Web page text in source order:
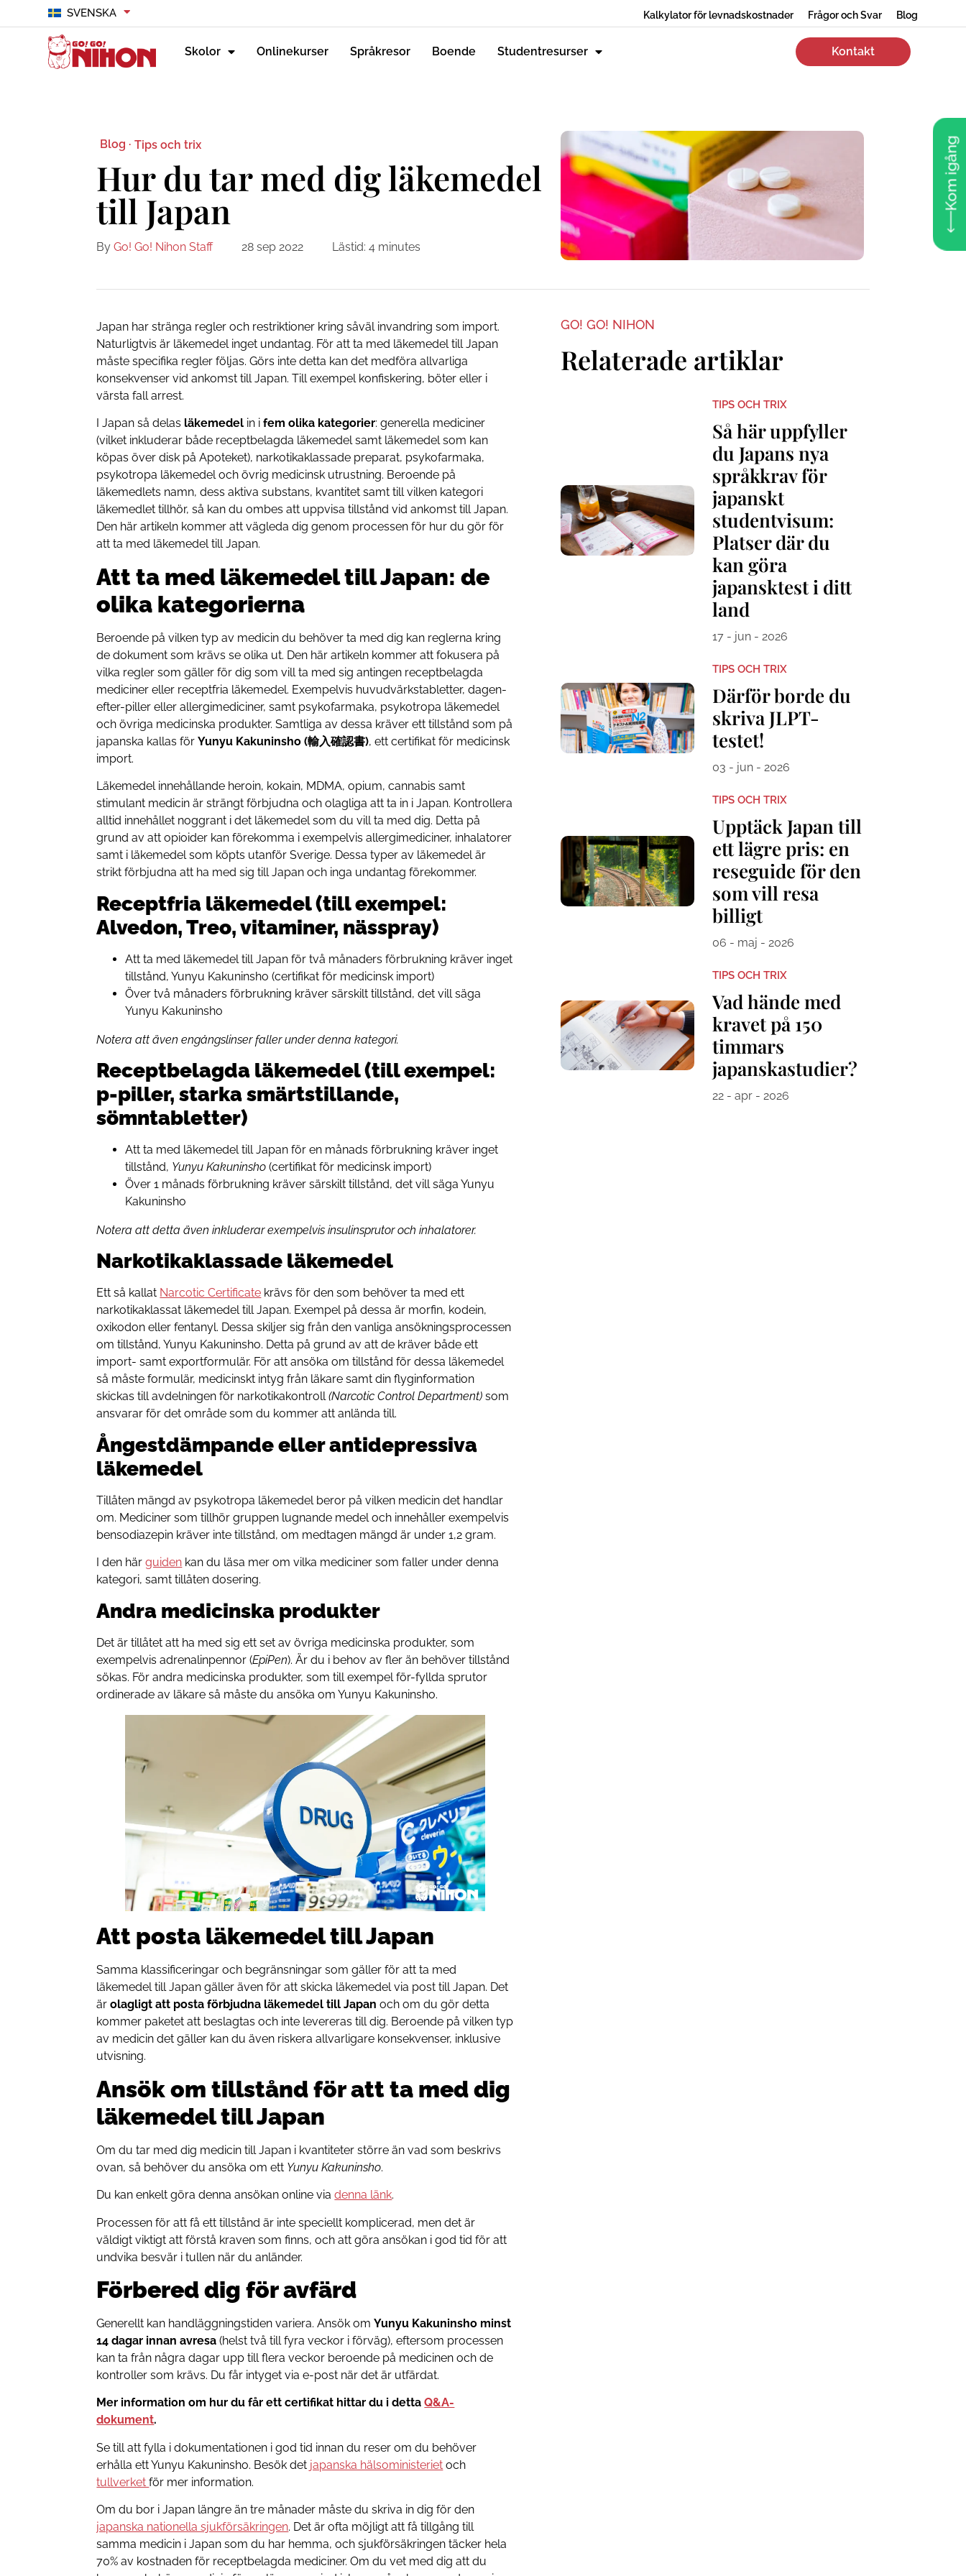
SVENSKA Kalkylator för levnadskostnader Frågor och Svar Blog
Skolor Onlinekurser Språkresor Boende Studentresurser Kontakt
Kom igång
Blog · Tips och trix
Hur du tar med dig läkemedel
till Japan
By Go! Go! Nihon Staff 28 sep 2022 Lästid: 4 minutes
Japan har stränga regler och restriktioner kring såväl invandring som import.
Naturligtvis är läkemedel inget undantag. För att ta med läkemedel till Japan
måste specifika regler följas. Görs inte detta kan det medföra allvarliga
konsekvenser vid ankomst till Japan. Till exempel konfiskering, böter eller i
värsta fall arrest.
I Japan så delas läkemedel in ifem olika kategorier: generella mediciner
(vilket inkluderar både receptbelagda läkemedel samt läkemedel som kan
köpas över disk på Apoteket), narkotikaklassade preparat, psykofarmaka,
psykotropa läkemedel och övrig medicinsk utrustning. Beroende på
läkemedlets namn, dess aktiva substans, kvantitet samt till vilken kategori
läkemedlet tillhör, så kan du ombes att uppvisa tillstånd vid ankomst till Japan.
Den här artikeln kommer att vägleda dig genom processen för hur du gör för
att ta med läkemedel till Japan.
Att ta med läkemedel till Japan: de
olika kategorierna
Beroende på vilken typ av medicin du behöver ta med dig kan reglerna kring
de dokument som krävs se olika ut. Den här artikeln kommer att fokusera på
vilka regler som gäller för dig som vill ta med sig antingen receptbelagda
mediciner eller receptfria läkemedel. Exempelvis huvudvärkstabletter, dagen-
efter-piller eller allergimediciner, samt psykofarmaka, psykotropa läkemedel
och övriga medicinska produkter. Samtliga av dessa kräver ett tillstånd som på
japanska kallas förYunyu Kakuninsho (輸入確認書), ett certifikat för medicinsk
import.
Läkemedel innehållande heroin, kokain, MDMA, opium, cannabis samt
stimulant medicin är strängt förbjudna och olagliga att ta in i Japan. Kontrollera
alltid innehållet noggrant i det läkemedel som du vill ta med dig. Detta på
grund av att opioider kan förekomma i exempelvis allergimediciner, inhalatorer
samt i läkemedel som köpts utanför Sverige. Dessa typer av läkemedel är
strikt förbjudna att ha med sig till Japan och inga undantag förekommer.
Receptfria läkemedel (till exempel:
Alvedon, Treo, vitaminer, nässpray)
Att ta med läkemedel till Japan för två månaders förbrukning kräver inget
tillstånd, Yunyu Kakuninsho (certifikat för medicinsk import)
Över två månaders förbrukning kräver särskilt tillstånd, det vill säga
Yunyu Kakuninsho
Notera att även engångslinser faller under denna kategori.
Receptbelagda läkemedel (till exempel:
p-piller, starka smärtstillande,
sömntabletter)
Att ta med läkemedel till Japan för en månads förbrukning kräver inget
tillstånd, Yunyu Kakuninsho (certifikat för medicinsk import)
Över 1 månads förbrukning kräver särskilt tillstånd, det vill säga Yunyu
Kakuninsho
Notera att detta även inkluderar exempelvis insulinsprutor och inhalatorer.
Narkotikaklassade läkemedel
Ett så kallat Narcotic Certificate krävs för den som behöver ta med ett
narkotikaklassat läkemedel till Japan. Exempel på dessa är morfin, kodein,
oxikodon eller fentanyl. Dessa skiljer sig från den vanliga ansökningsprocessen
om tillstånd, Yunyu Kakuninsho. Detta på grund av att de kräver både ett
import- samt exportformulär. För att ansöka om tillstånd för dessa läkemedel
så måste formulär, medicinskt intyg från läkare samt din flyginformation
skickas till avdelningen för narkotikakontroll(Narcotic Control Department) som
ansvarar för det område som du kommer att anlända till.
Ångestdämpande eller antidepressiva
läkemedel
Tillåten mängd av psykotropa läkemedel beror på vilken medicin det handlar
om. Mediciner som tillhör gruppen lugnande medel och innehåller exempelvis
bensodiazepin kräver inte tillstånd, om medtagen mängd är under 1,2 gram.
I den härguiden kan du läsa mer om vilka mediciner som faller under denna
kategori, samt tillåten dosering.
Andra medicinska produkter
Det är tillåtet att ha med sig ett set av övriga medicinska produkter, som
exempelvis adrenalinpennor (EpiPen). Är du i behov av fler än behöver tillstånd
sökas. För andra medicinska produkter, som till exempel för-fyllda sprutor
ordinerade av läkare så måste du ansöka om Yunyu Kakuninsho.
Att posta läkemedel till Japan
Samma klassificeringar och begränsningar som gäller för att ta med
läkemedel till Japan gäller även för att skicka läkemedel via post till Japan. Det
ärolagligt att posta förbjudna läkemedel till Japan och om du gör detta
kommer paketet att beslagtas och inte levereras till dig. Beroende på vilken typ
av medicin det gäller kan du även riskera allvarligare konsekvenser, inklusive
utvisning.
Ansök om tillstånd för att ta med dig
läkemedel till Japan
Om du tar med dig medicin till Japan i kvantiteter större än vad som beskrivs
ovan, så behöver du ansöka om ett Yunyu Kakuninsho.
Du kan enkelt göra denna ansökan online viadenna länk.
Processen för att få ett tillstånd är inte speciellt komplicerad, men det är
väldigt viktigt att förstå kraven som finns, och att göra ansökan i god tid för att
undvika besvär i tullen när du anländer.
Förbered dig för avfärd
Generellt kan handläggningstiden variera. Ansök omYunyu Kakuninsho minst
14 dagar innan avresa (helst två till fyra veckor i förväg), eftersom processen
kan ta från några dagar upp till flera veckor beroende på medicinen och de
kontroller som krävs. Du får intyget via e-post när det är utfärdat.
Mer information om hur du får ett certifikat hittar du i dettaQ&A-
dokument.
Se till att fylla i dokumentationen i god tid innan du reser om du behöver
erhålla ett Yunyu Kakuninsho. Besök det japanska hälsoministeriet och
tullverketför mer information.
Om du bor i Japan längre än tre månader måste du skriva in dig för den
japanska nationella sjukförsäkringen. Det är ofta möjligt att få tillgång till
samma medicin i Japan som du har hemma, och sjukförsäkringen täcker hela
70% av kostnaden för receptbelagda mediciner. Om du vet med dig att du
GO! GO! NIHON
Relaterade artiklar
TIPS OCH TRIX
Så här uppfyller
du Japans nya
språkkrav för
japanskt
studentvisum:
Platser där du
kan göra
japansktest i ditt
land
17 - jun - 2026
TIPS OCH TRIX
Därför borde du
skriva JLPT-
testet!
03 - jun - 2026
TIPS OCH TRIX
Upptäck Japan till
ett lägre pris: en
reseguide för den
som vill resa
billigt
06 - maj - 2026
TIPS OCH TRIX
Vad hände med
kravet på 150
timmars
japanskastudier?
22 - apr - 2026